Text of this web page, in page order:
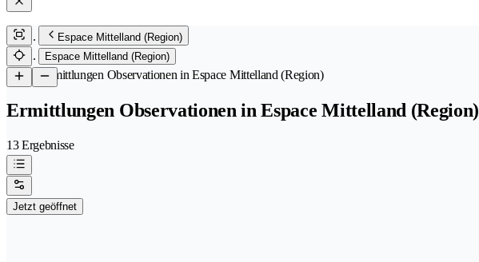
Espace Mittelland (Region)
Espace Mittelland (Region)
/Ermittlungen Observationen in Espace Mittelland (Region)
Ermittlungen Observationen in Espace Mittelland (Region)
13 Ergebnisse
Jetzt geöffnet